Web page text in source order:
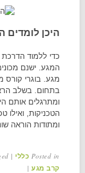
היכן
כדי ללמוד
המגע. ישנם
מגע. בוגרי קורס
בתחום. בשלב
ומתרגלים אותם
הטכניקות, ואילו
ומתודות הוראה
Posted in כללי |
קרב מגע |